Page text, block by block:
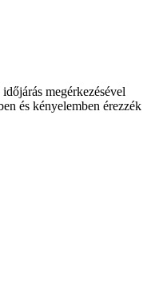
megérkezésével
és kényelemben érezzék